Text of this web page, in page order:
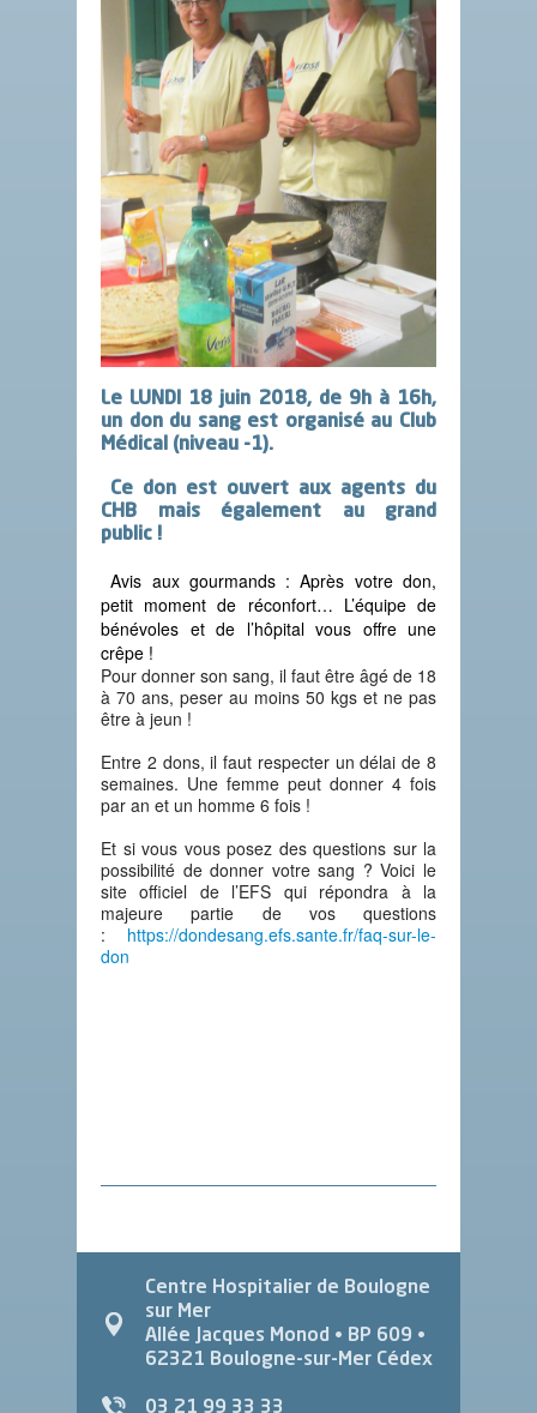
Le LUNDI 18 juin 2018, de 9h à 16h,
un don du sang est organisé au Club
Médical (niveau -1).
Ce don est ouvert aux agents du
CHB mais également au grand
public !
Avis aux gourmands : Après votre don,
petit moment de réconfort… L’équipe de
bénévoles et de l’hôpital vous offre une
crêpe !
Pour donner son sang, il faut être âgé de 18
à 70 ans, peser au moins 50 kgs et ne pas
être à jeun !
Entre 2 dons, il faut respecter un délai de 8
semaines. Une femme peut donner 4 fois
par an et un homme 6 fois !
Et si vous vous posez des questions sur la
possibilité de donner votre sang ? Voici le
site officiel de l’EFS qui répondra à la
majeure partie de vos questions
: https://dondesang.efs.sante.fr/faq-sur-le-
don
Centre Hospitalier de Boulogne
sur Mer
Allée Jacques Monod • BP 609 •
62321 Boulogne-sur-Mer Cédex
03 21 99 33 33